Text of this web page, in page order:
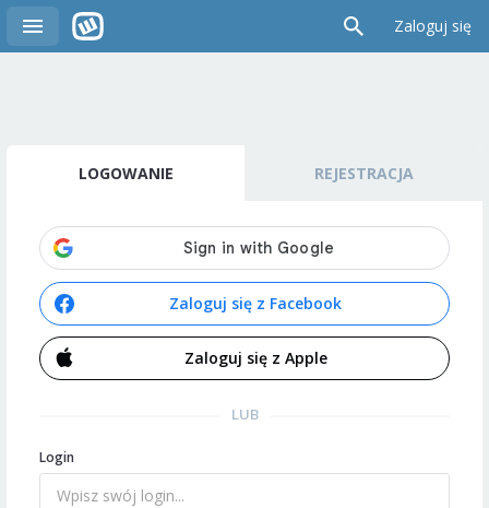
Zaloguj się
LOGOWANIE REJESTRACJA
Zaloguj się z Facebook
Zaloguj się z Apple
LUB
Login